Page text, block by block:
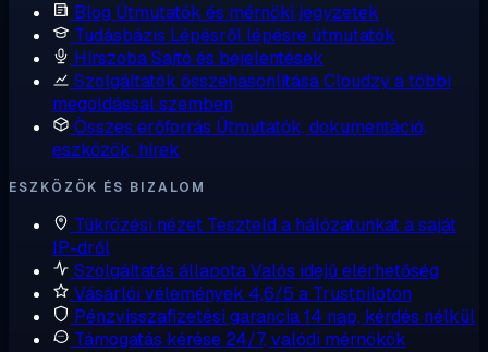
Blog Útmutatók és mérnöki jegyzetek
Tudásbázis Lépésről lépésre útmutatók
HírszobaSajtó és bejelentések
Szolgáltatók összehasonlításaCloudzy a többi
megoldással szemben
Összes erőforrás Útmutatók, dokumentáció,
eszközök, hírek
ESZKÖZÖK ÉS BIZALOM
Tükrözési nézet Teszteld a hálózatunkat a saját
IP-dről
Szolgáltatás állapotaValós idejű elérhetőség
Vásárlói vélemények 4,6/5 a Trustpiloton
Pénzvisszafizetési garancia14 nap, kérdés nélkül
Támogatás kérése 24/7, valódi mérnökök